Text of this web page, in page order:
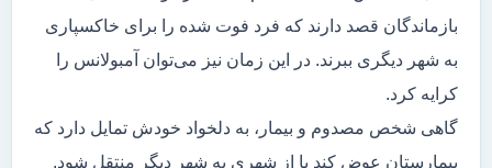
بازماندگان قصد دارند که فرد فوت شده را برای خاکسپاری
به شهر دیگری ببرند. در این زمان نیز می‌توان آمبولانس را
کرایه کرد.
گاهی شخص مصدوم و بیمار، به دلخواد خودش تمایل دارد که
بیمارستان عوض کند یا از شهری به شهر دیگر منتقل شود.